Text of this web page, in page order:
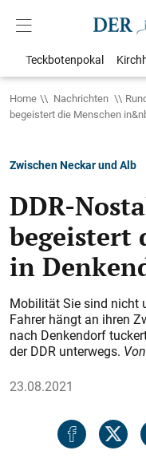
Teckbotenpokal
Home Nachrichten
begeistert die Menschen
Zwischen Neckar und Alb
DDR-
begeistert
in
Mobilität Sie sind nicht
Fahrer hängt an ihren
nach Denkendorf
der DDR unterwegs.
23.08.2021